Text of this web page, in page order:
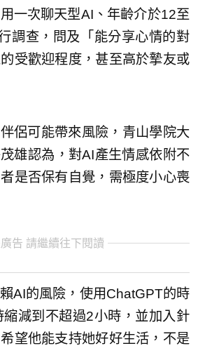
一次聊天型AI、年齡介於12至
調查，問及「能分享心情的對
受歡迎程度，甚至高於摯友或
侶可能帶來風險，青山學院大
雄認為，對AI產生情感依附不
是否保有自覺，需極度小心喪
告 請繼續往下閱讀
AI的風險，使用ChatGPT的時
縮減到不超過2小時，並加入針
望他能支持她好好生活，不是